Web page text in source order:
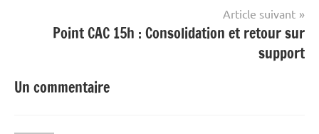
Article suivant
Point CAC 15h : Consolidation et retour sur
support
Un commentaire